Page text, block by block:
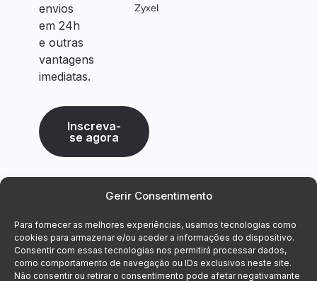
Gerir Consentimento
Para fornecer as melhores experiências, usamos tecnologias como
cookies para armazenar e/ou aceder a informações do dispositivo.
Consentir com essas tecnologias nos permitirá processar dados,
como comportamento de navegação ou IDs exclusivos neste site.
Não consentir ou retirar o consentimento pode afetar negativamante
envios
em 24h
e outras
vantagens
imediatas.
Inscreva-
se agora
Zyxel